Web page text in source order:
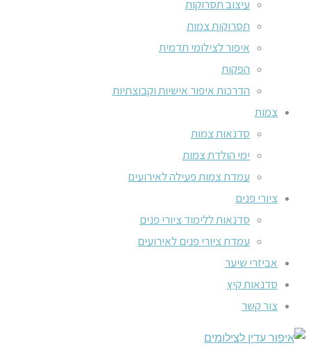
עיצוב תסרוקות
תסרוקות צמות
איפור לצילומי תדמית
הפקות
הדרכות איפור אישיות וקבוצתיות
צמות
סדנאות צמות
ימי הולדת צמות
עמדת צמות פעילה לאירועים
ציורי פנים
סדנאות ללימוד ציורי פנים
עמדת ציורי פנים לאירועים
אביזרי שיער
סדנאות קיץ
צור קשר